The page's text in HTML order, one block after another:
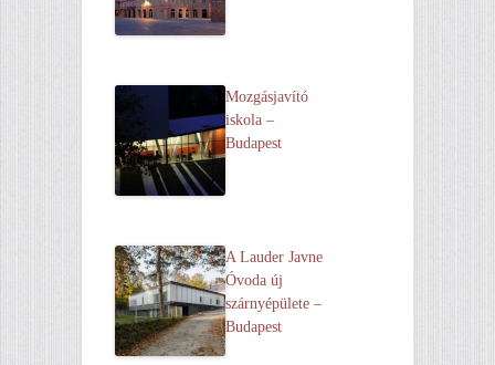
Mozgásjavító
iskola –
Budapest
A Lauder Javne
Óvoda új
szárnyépülete –
Budapest